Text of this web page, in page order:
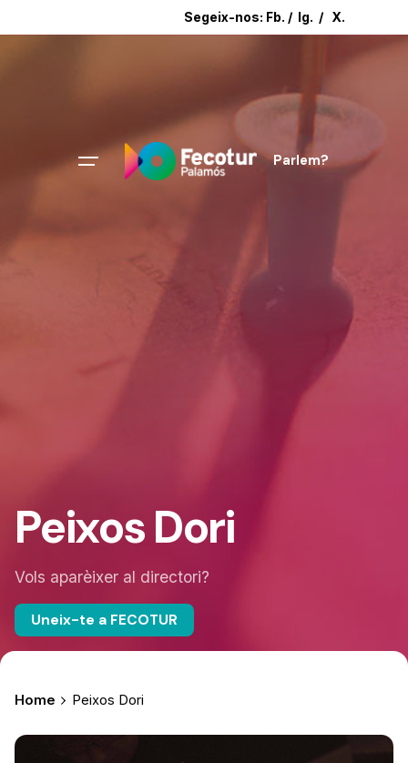
Segeix-nos: Fb. / Ig. / X.
Parlem?
Peixos Dori
Vols aparèixer al directori?
Uneix-te a FECOTUR
Home Peixos Dori